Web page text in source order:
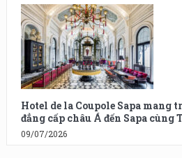
Hotel de la Coupole Sapa
đẳng cấp châu Á đến Sapa cùng
09/07/2026